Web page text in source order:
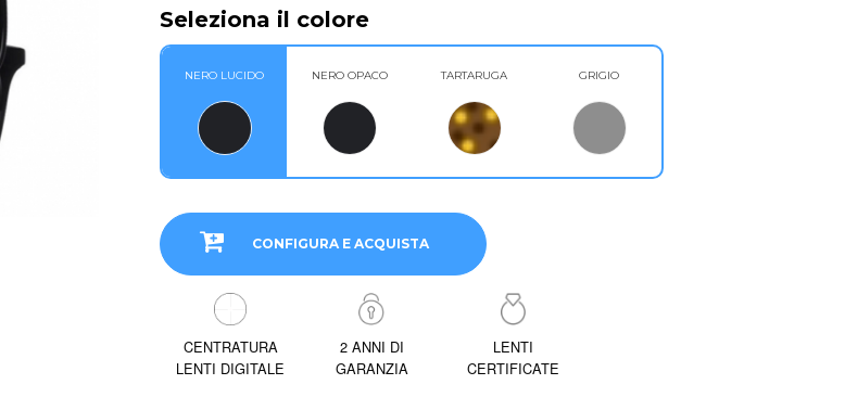
Seleziona il colore
NERO LUCIDO NERO OPACO TARTARUGA GRIGIO
CONFIGURA E ACQUISTA
CENTRATURA
LENTI DIGITALE
2 ANNI DI
GARANZIA
LENTI
CERTIFICATE